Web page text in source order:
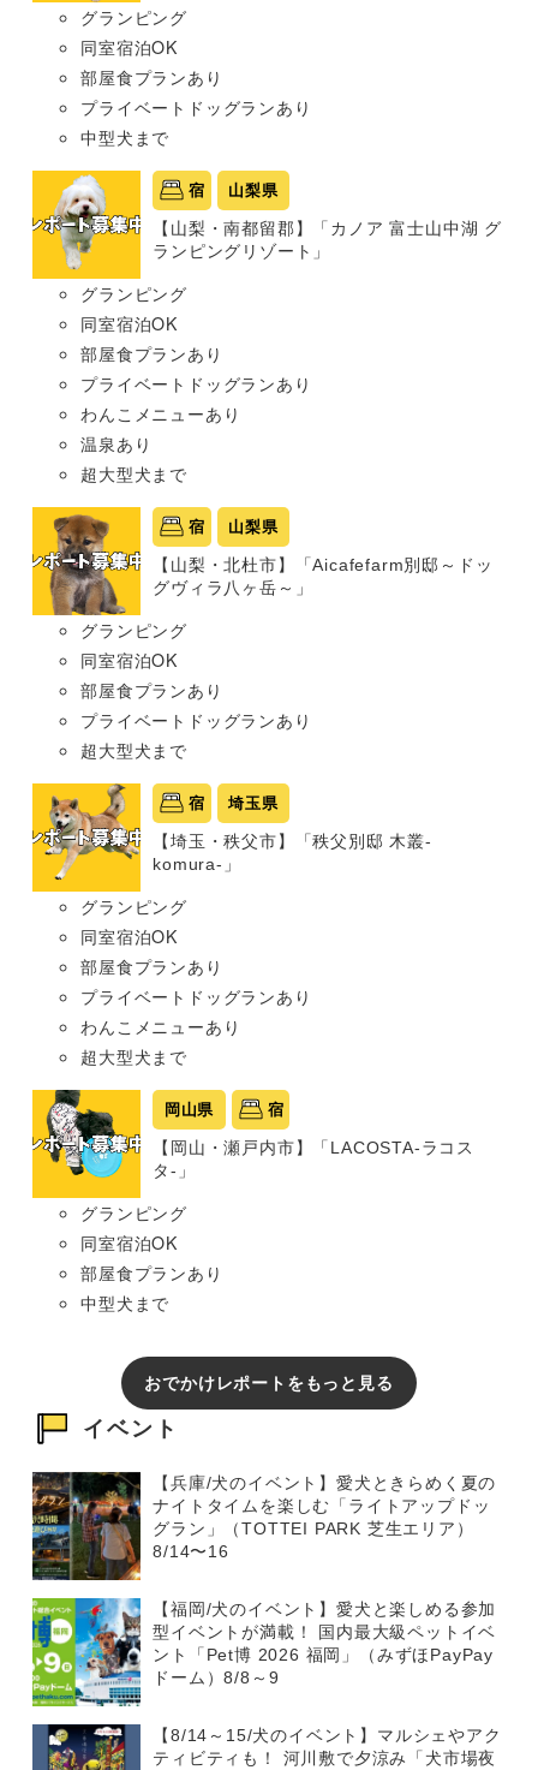
グランピング
同室宿泊OK
部屋食プランあり
プライベートドッグランあり
中型犬まで
宿 山梨県
【山梨・南都留郡】「カノア 富士山中湖 グ
ランピングリゾート」
グランピング
同室宿泊OK
部屋食プランあり
プライベートドッグランあり
わんこメニューあり
温泉あり
超大型犬まで
宿 山梨県
【山梨・北杜市】「Aicafefarm別邸～ドッ
グヴィラ八ヶ岳～」
グランピング
同室宿泊OK
部屋食プランあり
プライベートドッグランあり
超大型犬まで
宿 埼玉県
【埼玉・秩父市】「秩父別邸 木叢-
komura-」
グランピング
同室宿泊OK
部屋食プランあり
プライベートドッグランあり
わんこメニューあり
超大型犬まで
岡山県 宿
【岡山・瀬戸内市】「LACOSTA-ラコス
タ-」
グランピング
同室宿泊OK
部屋食プランあり
中型犬まで
おでかけレポートをもっと見る
イベント
【兵庫/犬のイベント】愛犬ときらめく夏の
ナイトタイムを楽しむ「ライトアップドッ
グラン」（TOTTEI PARK 芝生エリア）
8/14〜16
【福岡/犬のイベント】愛犬と楽しめる参加
型イベントが満載！ 国内最大級ペットイベ
ント「Pet博 2026 福岡」（みずほPayPay
ドーム）8/8～9
【8/14～15/犬のイベント】マルシェやアク
ティビティも！ 河川敷で夕涼み「犬市場夜